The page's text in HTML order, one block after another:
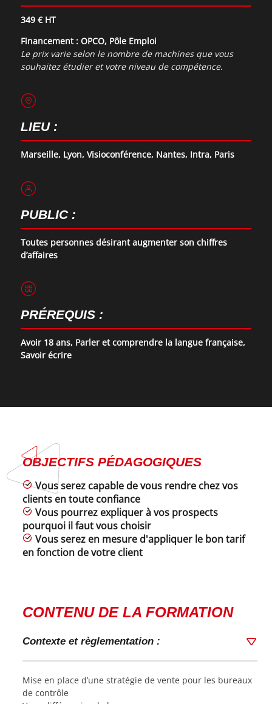
349 € HT
Financement : OPCO, Pôle Emploi
Le prix varie selon le nombre de machines que vous
souhaitez étudier et votre niveau de compétence.
LIEU :
Marseille, Lyon, Visioconférence, Nantes, Intra, Paris
PUBLIC :
Toutes personnes désirant augmenter son chiffres
d’affaires
PRÉREQUIS :
Avoir 18 ans, Parler et comprendre la langue française,
Savoir écrire
OBJECTIFS PÉDAGOGIQUES
Vous serez capable de vous rendre chez vos
clients en toute confiance
Vous pourrez expliquer à vos prospects
pourquoi il faut vous choisir
Vous serez en mesure d'appliquer le bon tarif
en fonction de votre client
CONTENU DE LA FORMATION
Contexte et règlementation :
Mise en place d’une stratégie de vente pour les bureaux
de contrôle